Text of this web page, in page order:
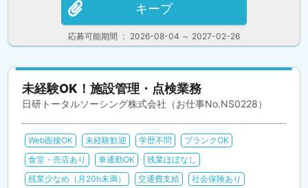
応募可能期間 ： 2026-08-04 ～ 2027-02-26
キープ
未経験OK！施設管理・点検業務
日研トータルソーシング株式会社（お仕事No.NS0228）
Web面接OK 未経験歓迎 学歴不問
ブランクOK
食堂・売店あり
車通勤OK
残業ほぼなし
残業少なめ（月20h未満）
交通費支給
社会保険あり